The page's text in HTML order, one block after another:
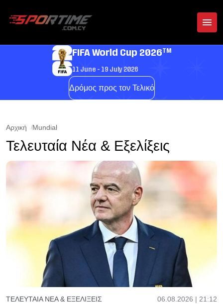
FIFA World Cup 2026TM
11 June - 19 July 2026
Δρόμος προς τον Τελικό
Αρχική Mundial
Τελευταία Νέα & Εξελίξεις
ΤΕΛΕΥΤΑΊΑ ΝΈΑ & ΕΞΕΛΊΞΕΙΣ 06.08.2026 | 21:12